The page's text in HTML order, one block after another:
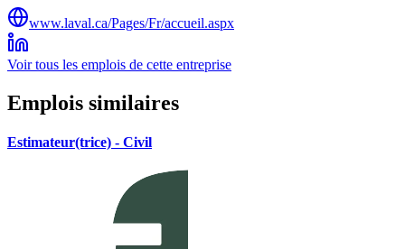
www.laval.ca/Pages/Fr/accueil.aspx
Voir tous les emplois de cette entreprise
Emplois similaires
Estimateur(trice) - Civil